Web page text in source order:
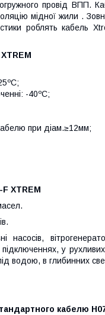
провід ВПП.
мідної жили .
роблять кабель
-40ºC;
при діам.≥12мм;
XTREM
у
водою, в глибинних
кабелю